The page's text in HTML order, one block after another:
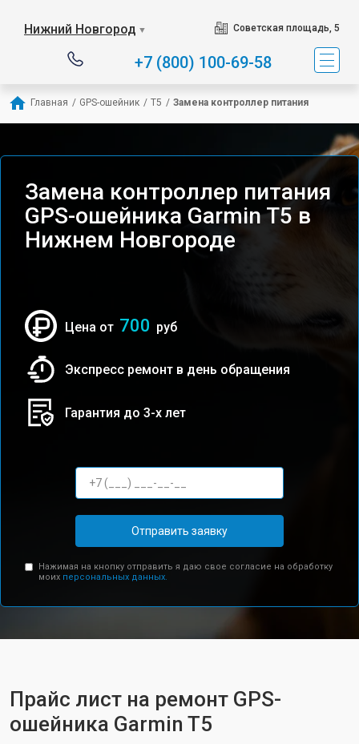
Нижний Новгород ▼ Советская площадь, 5
+7 (800) 100-69-58
Главная / GPS-ошейник / T5 / Замена контроллер питания
Замена контроллер питания
GPS-ошейника Garmin T5 в
Нижнем Новгороде
Цена от 700 руб
Экспресс ремонт в день обращения
Гарантия до 3-х лет
Отправить заявку
Нажимая на кнопку отправить я даю свое согласие на обработку
моих персональных данных.
Прайс лист на ремонт GPS-
ошейника Garmin T5